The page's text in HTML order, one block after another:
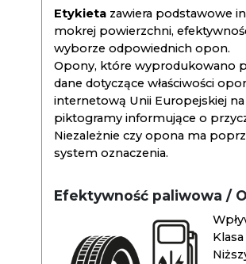
Etykieta zawiera podstawowe
mokrej powierzchni,
wyborze odpowiednich opon.
Opony, które wyprodukowano
dane dotyczące właściwości
internetową Unii Europejskiej
piktogramy informujące o
Niezależnie czy opona ma
system oznaczenia.
Efektywność paliwowa /